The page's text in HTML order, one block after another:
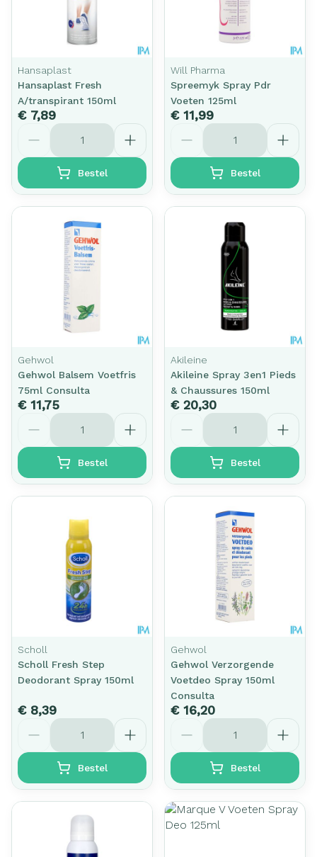
Hansaplast
Hansaplast Fresh
A/transpirant 150ml
€ 7,89
Aantal
Bestel
Will Pharma
Spreemyk Spray Pdr
Voeten 125ml
€ 11,99
Aantal
Bestel
Gehwol
Gehwol Balsem Voetfris
75ml Consulta
€ 11,75
Aantal
Bestel
Akileine
Akileine Spray 3en1 Pieds
& Chaussures 150ml
€ 20,30
Aantal
Bestel
Scholl
Scholl Fresh Step
Deodorant Spray 150ml
€ 8,39
Aantal
Bestel
Gehwol
Gehwol Verzorgende
Voetdeo Spray 150ml
Consulta
€ 16,20
Aantal
Bestel